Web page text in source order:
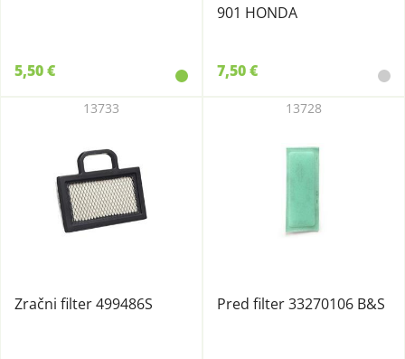
5,50 €
901 HONDA
7,50 €
Zračni filter 499486S
13733
Pred filter 33270106 B&S
13728